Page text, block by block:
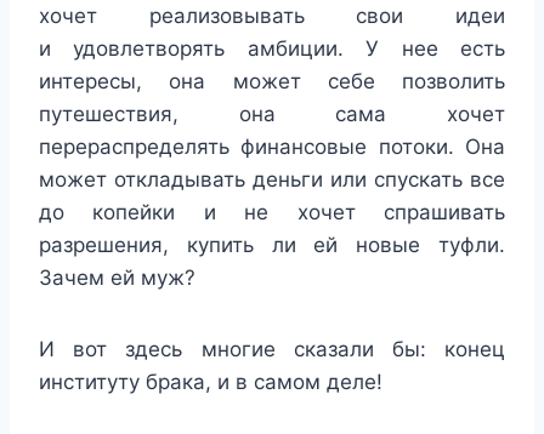
хочет реализовывать свои идеи
и удовлетворять амбиции. У нее есть
интересы, она может себе позволить
путешествия, она сама хочет
перераспределять финансовые потоки. Она
может откладывать деньги или спускать все
до копейки и не хочет спрашивать
разрешения, купить ли ей новые туфли.
Зачем ей муж?
И вот здесь многие сказали бы: конец
институту брака, и в самом деле!